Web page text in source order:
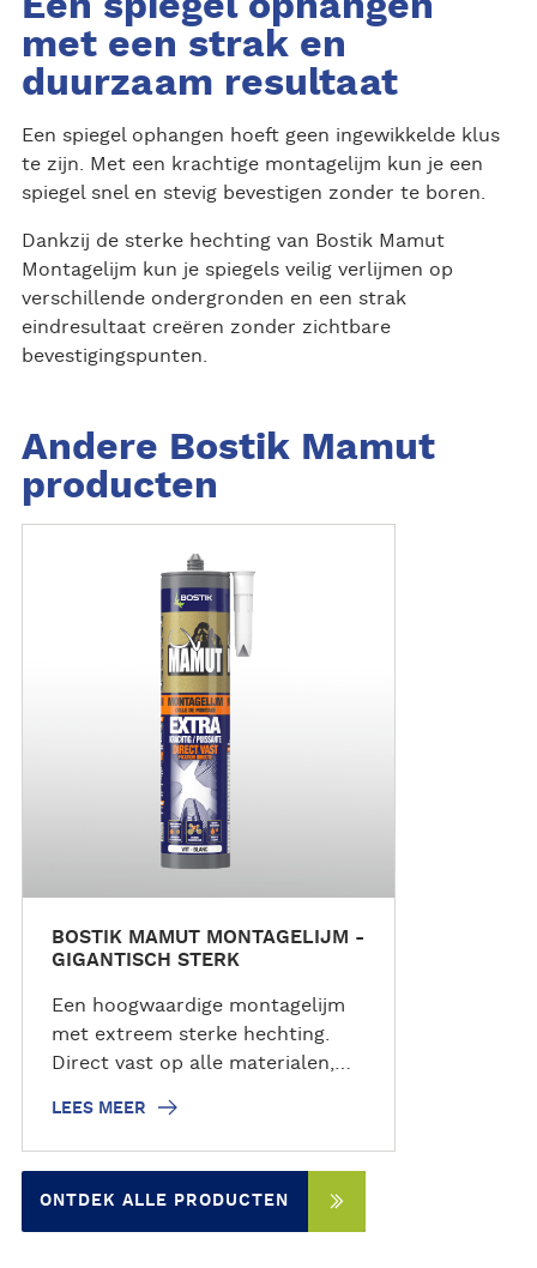
met een strak en
duurzaam resultaat
Een spiegel ophangen hoeft geen ingewikkelde klus
te zijn. Met een krachtige montagelijm kun je een
spiegel snel en stevig bevestigen zonder te boren.
Dankzij de sterke hechting van Bostik Mamut
Montagelijm kun je spiegels veilig verlijmen op
verschillende ondergronden en een strak
eindresultaat creëren zonder zichtbare
bevestigingspunten.
Andere Bostik Mamut
producten
BOSTIK MAMUT MONTAGELIJM -
GIGANTISCH STERK
Een hoogwaardige montagelijm
met extreem sterke hechting.
Direct vast op alle materialen,
en weersbestendig bij
temperaturen van -40º tot +90º
C. Met een treksterkte van
220kg/10cm² kan je niet om deze
krachtpatser heen! Direct vast,
LEES MEER
ONTDEK ALLE PRODUCTEN